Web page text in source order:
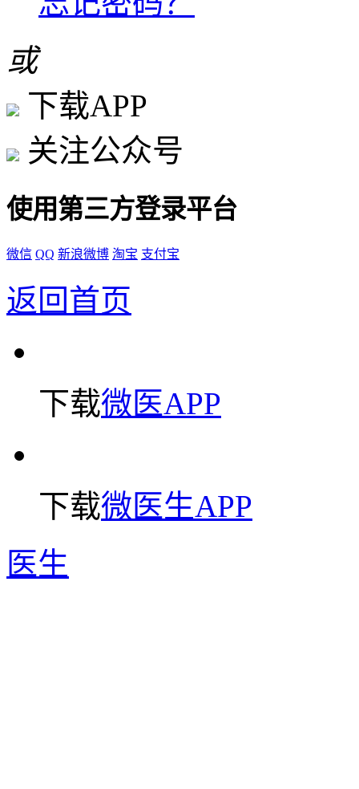
或
下载APP
关注公众号
使用第三方登录平台
微信 QQ 新浪微博 淘宝 支付宝
返回首页
下载微医APP
下载微医生APP
医生